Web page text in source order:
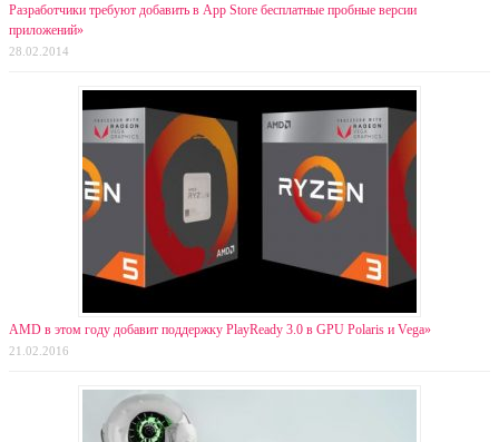
Разработчики требуют добавить в App Store бесплатные пробные версии
приложений»
28.02.2014
AMD в этом году добавит поддержку PlayReady 3.0 в GPU Polaris и Vega»
21.02.2016